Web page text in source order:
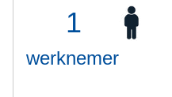
1
werknemer